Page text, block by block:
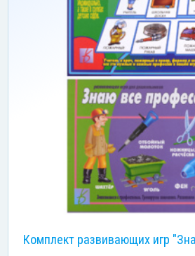
Комплект развивающих игр